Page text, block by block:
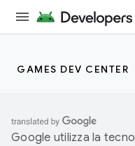
GAMES DEV CENTER
Google utilizza la